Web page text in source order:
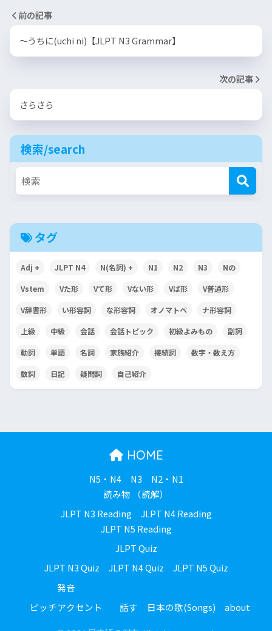
前の記事
〜うちに(uchi ni)【JLPT N3 Grammar】
次の記事
さらさら
検索/search
タグ
Adj + JLPT N4 N(名詞) + N1 N2 N3 Nの
Vstem Vた形 Vて形 Vない形 Vば形 V普通形
V辞書形 い形容詞 な形容詞 オノマトペ ナ形容詞
上級 中級 会話 会話トピック 初級よみもの 副詞
動詞 単語 名詞 家族紹介 接続詞 数字・数え方
数詞 日記 疑問詞 自己紹介
HOME
N5・N4 N3
N2・N1
読み物 （読解）
JLPT N3 Reading
JLPT N4 Reading
JLPT N5 Reading
JLPT Quiz
JLPT N3 Quiz
JLPT N4 Quiz
JLPT N5 Quiz
発音
ピッチアクセント
話す 日本の歌(Songs) about